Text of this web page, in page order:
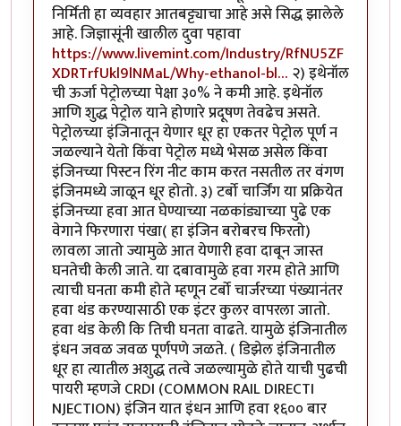
निर्मिती हा व्यवहार आतबट्ट्याचा आहे असे सिद्ध झालेले
आहे. जिज्ञासूंनी खालील दुवा पहावा
https://www.livemint.com/Industry/RfNU5ZF
XDRTrfUkl9lNMaL/Why-ethanol-bl… २) इथेनॉल
ची ऊर्जा पेट्रोलच्या पेक्षा ३०% ने कमी आहे. इथेनॉल
आणि शुद्ध पेट्रोल याने होणारे प्रदूषण तेवढेच असते.
पेट्रोलच्या इंजिनातून येणार धूर हा एकतर पेट्रोल पूर्ण न
जळल्याने येतो किंवा पेट्रोल मध्ये भेसळ असेल किंवा
इंजिनच्या पिस्टन रिंग नीट काम करत नसतील तर वंगण
इंजिनमध्ये जाळून धूर होतो. ३) टर्बो चार्जिंग या प्रक्रियेत
इंजिनच्या हवा आत घेण्याच्या नळकांड्याच्या पुढे एक
वेगाने फिरणारा पंखा( हा इंजिन बरोबरच फिरतो)
लावला जातो ज्यामुळे आत येणारी हवा दाबून जास्त
घनतेची केली जाते. या दबावामुळे हवा गरम होते आणि
त्याची घनता कमी होते म्हणून टर्बो चार्जरच्या पंख्यानंतर
हवा थंड करण्यासाठी एक इंटर कुलर वापरला जातो.
हवा थंड केली कि तिची घनता वाढते. यामुळे इंजिनातील
इंधन जवळ जवळ पूर्णपणे जळते. ( डिझेल इंजिनातील
धूर हा त्यातील अशुद्ध तत्वे जळल्यामुळे होते याची पुढची
पायरी म्हणजे CRDI (COMMON RAIL DIRECTI
NJECTION) इंजिन यात इंधन आणि हवा १६०० बार